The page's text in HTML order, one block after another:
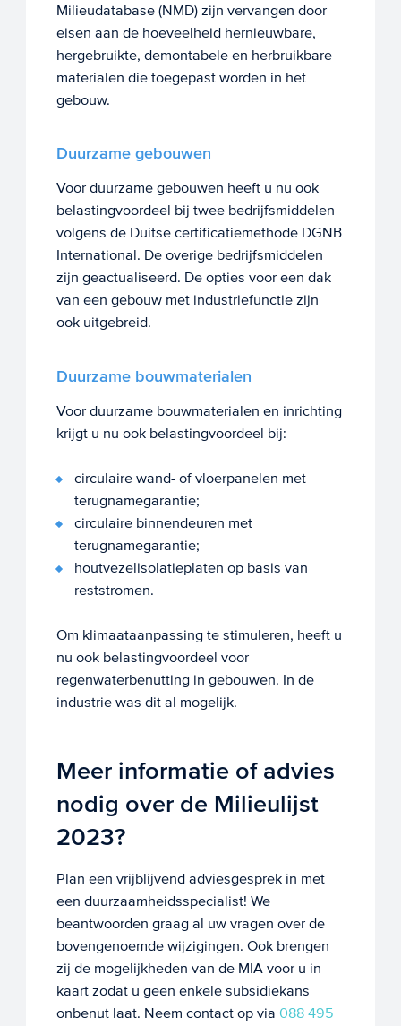
Milieudatabase (NMD) zijn vervangen door
eisen aan de hoeveelheid hernieuwbare,
hergebruikte, demontabele en herbruikbare
materialen die toegepast worden in het
gebouw.
Duurzame gebouwen
Voor duurzame gebouwen heeft u nu ook
belastingvoordeel bij twee bedrijfsmiddelen
volgens de Duitse certificatiemethode DGNB
International. De overige bedrijfsmiddelen
zijn geactualiseerd. De opties voor een dak
van een gebouw met industriefunctie zijn
ook uitgebreid.
Duurzame bouwmaterialen
Voor duurzame bouwmaterialen en inrichting
krijgt u nu ook belastingvoordeel bij:
circulaire wand- of vloerpanelen met
terugnamegarantie;
circulaire binnendeuren met
terugnamegarantie;
houtvezelisolatieplaten op basis van
reststromen.
Om klimaataanpassing te stimuleren, heeft u
nu ook belastingvoordeel voor
regenwaterbenutting in gebouwen. In de
industrie was dit al mogelijk.
Meer informatie of advies
nodig over de Milieulijst
2023?
Plan een vrijblijvend adviesgesprek in met
een duurzaamheidsspecialist! We
beantwoorden graag al uw vragen over de
bovengenoemde wijzigingen. Ook brengen
zij de mogelijkheden van de MIA voor u in
kaart zodat u geen enkele subsidiekans
onbenut laat. Neem contact op via 088 495